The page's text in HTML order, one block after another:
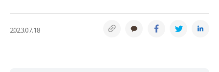
2023.07.18 링크복사 카카오톡 페이스북 트위터